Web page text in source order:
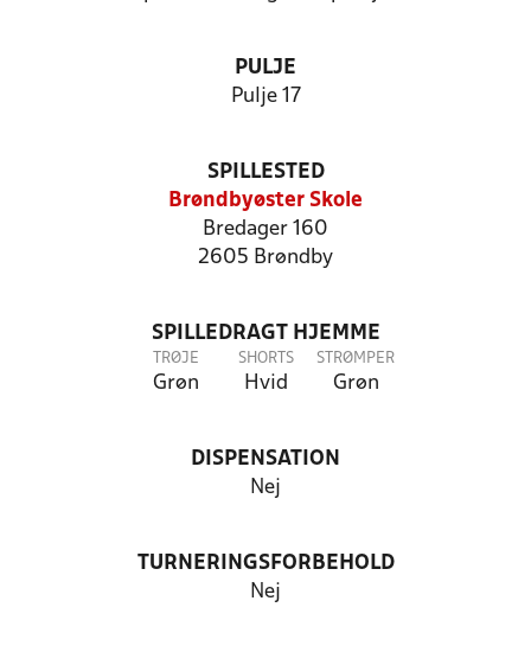
PULJE
Pulje 17
SPILLESTED
Brøndbyøster Skole
Bredager 160
2605 Brøndby
SPILLEDRAGT HJEMME
TRØJE
Grøn
SHORTS
Hvid
STRØMPER
Grøn
DISPENSATION
Nej
TURNERINGSFORBEHOLD
Nej